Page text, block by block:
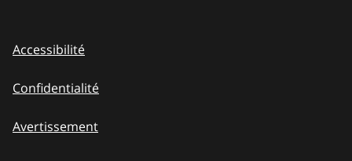
Accessibilité
Confidentialité
Avertissement